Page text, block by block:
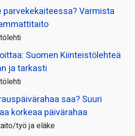
parvekekaiteessa? Varmista
Suomen Kiinteistölehteä
ja tarkasti
saa? Suuri
korkeaa päivärahaa
työ ja eläke